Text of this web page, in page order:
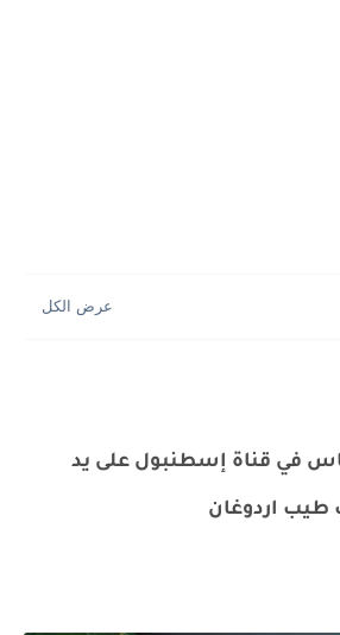
في قناة إسطنبول على يد
طيب اردوغان